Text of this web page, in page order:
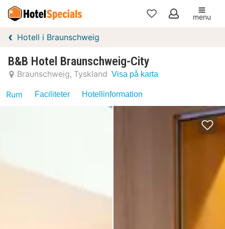
Mina
menu
Hotell i Braunschweig
B&B Hotel Braunschweig-City
Braunschweig Tyskland Visa på karta
Rum Faciliteter Hotellinformation